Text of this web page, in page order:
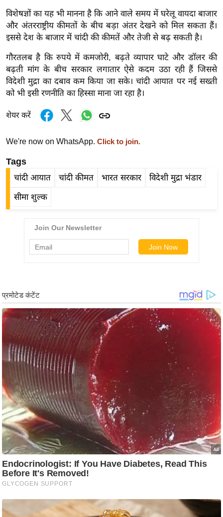
ग
त
ऑ
टो
व
र्ल्ड
न्यू
ब्री
नो
रं
न
ड
हॉ
वु
ड
फि
ल्म
स
मी
क्षा
B
r
e
a
k
विशेषज्ञों का यह भी मानना है कि आने वाले समय में घरेलू वायदा बाजार
और अंतरराष्ट्रीय कीमतों के बीच बड़ा अंतर देखने को मिल सकता हैं।
इससे देश के बाजार में चांदी की कीमतें और तेजी से बढ़ सकती है।
गौरतलब है कि रुपये में कमजोरी, बढ़ते व्यापार घाटे और डॉलर की
बढ़ती मांग के बीच सरकार लगातार ऐसे कदम उठा रही हैं जिससे
विदेशी मुद्रा का दबाव कम किया जा सके। चांदी आयात पर नई सख्ती
को भी इसी रणनीति का हिस्सा माना जा रहा है।
शेयर करें
We're now on WhatsApp. Click to join.
Tags
चांदी आयात चांदी कीमत भारत सरकार विदेशी मुद्रा भंडार
सीमा शुल्क